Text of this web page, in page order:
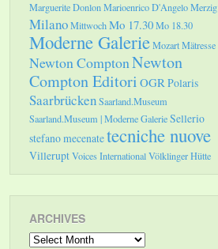
Marguerite DonlonMarioenrico D'AngeloMerzig
MilanoMittwochMo 17.30Mo 18.30
Moderne GalerieMozartMätresse
Newton ComptonNewton
Compton Editori OGRPolaris
SaarbrückenSaarland.Museum
Saarland.Museum | Moderne GalerieSellerio
stefano mecenatetecniche nuove
VilleruptVoices InternationalVölklinger Hütte
ARCHIVES
Archives